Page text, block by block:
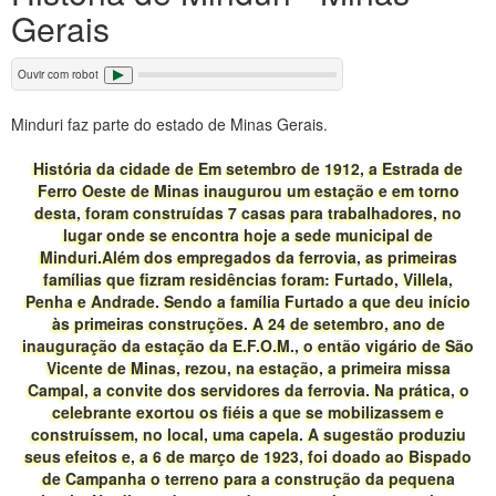
Gerais
Ouvir com robot
Minduri faz parte do estado de Minas Gerais.
História da cidade de Em setembro de 1912, a Estrada de
Ferro Oeste de Minas inaugurou um estação e em torno
desta, foram construídas 7 casas para trabalhadores, no
lugar onde se encontra hoje a sede municipal de
Minduri.Além dos empregados da ferrovia, as primeiras
famílias que fizram residências foram: Furtado, Villela,
Penha e Andrade. Sendo a família Furtado a que deu início
às primeiras construções. A 24 de setembro, ano de
inauguração da estação da E.F.O.M., o então vigário de São
Vicente de Minas, rezou, na estação, a primeira missa
Campal, a convite dos servidores da ferrovia. Na prática, o
celebrante exortou os fiéis a que se mobilizassem e
construíssem, no local, uma capela. A sugestão produziu
seus efeitos e, a 6 de março de 1923, foi doado ao Bispado
de Campanha o terreno para a construção da pequena